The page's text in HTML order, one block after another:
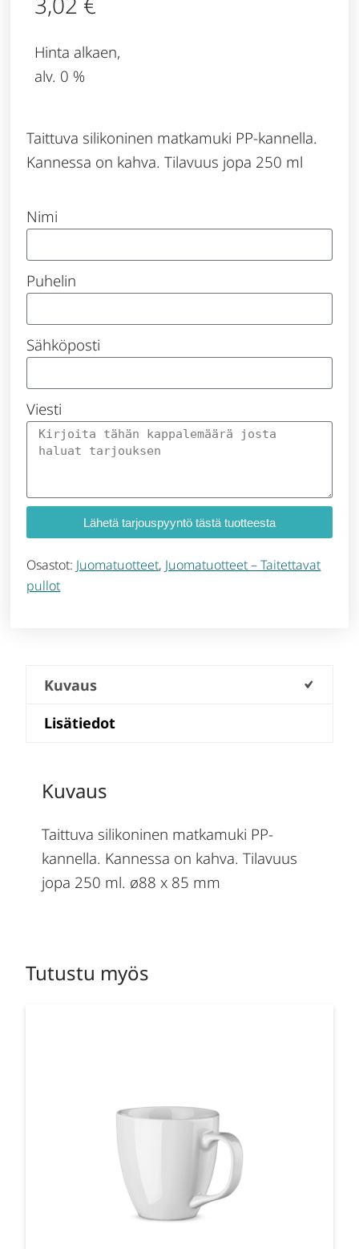
Hinta alkaen,
alv. 0 %
Taittuva silikoninen matkamuki PP-kannella.
Kannessa on kahva. Tilavuus jopa 250 ml
Nimi
Puhelin
Sähköposti
Viesti
Lähetä tarjouspyyntö tästä tuotteesta
Osastot: Juomatuotteet, Juomatuotteet – Taitettavat
pullot
Kuvaus
Lisätiedot
Kuvaus
Taittuva silikoninen matkamuki PP-
kannella. Kannessa on kahva. Tilavuus
jopa 250 ml. ø88 x 85 mm
Tutustu myös